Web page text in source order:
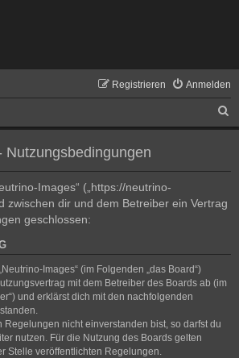
Anmelden
Registrieren
u
Nutzungsbedingungen
Images“ („https://neutrino-
zwischen dir und dem Betreiber ein Vertrag
geschlossen:
Images“ (im Folgenden „das Board“)
mit dem Betreiber des Boards ab (im
und erklärst dich mit den nachfolgenden
Regelungen nicht einverstanden bist, so darfst du
nutzen. Für die Nutzung des Boards gelten
Stelle veröffentlichten Regelungen.